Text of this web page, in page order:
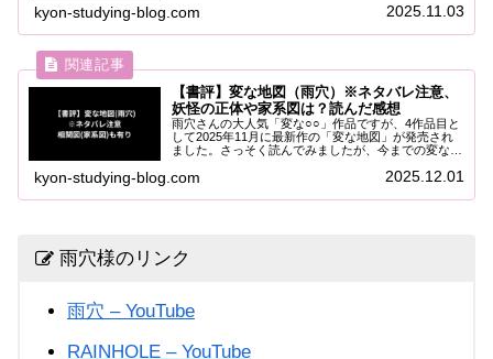
覧ください。今回は「変な家2」を読みましたので
kyon-studying-blog.com 2025.11.03
【書評】変な地図（雨穴）※ネタバレ注意、
妖怪の正体や家系図は？読んだ感想
雨穴さんの大人気「変な○○」作品ですが、4作品目と
して2025年11月に最新作の「変な地図」が発売され
ました。さっそく読んでみましたが、今までの変な家
うわけで今回は「変な地図」をご紹介します。...
kyon-studying-blog.com 2025.12.01
雨穴様のリンク
雨穴 – YouTube
RAINHOLE – YouTube